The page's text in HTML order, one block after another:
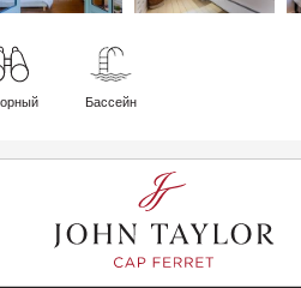
Бассейн